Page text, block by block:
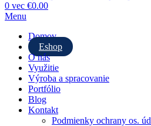
0 vec €0.00
Menu
Domov
Eshop
O nás
Využitie
Výroba a spracovanie
Portfólio
Blog
Kontakt
Podmienky ochrany os.